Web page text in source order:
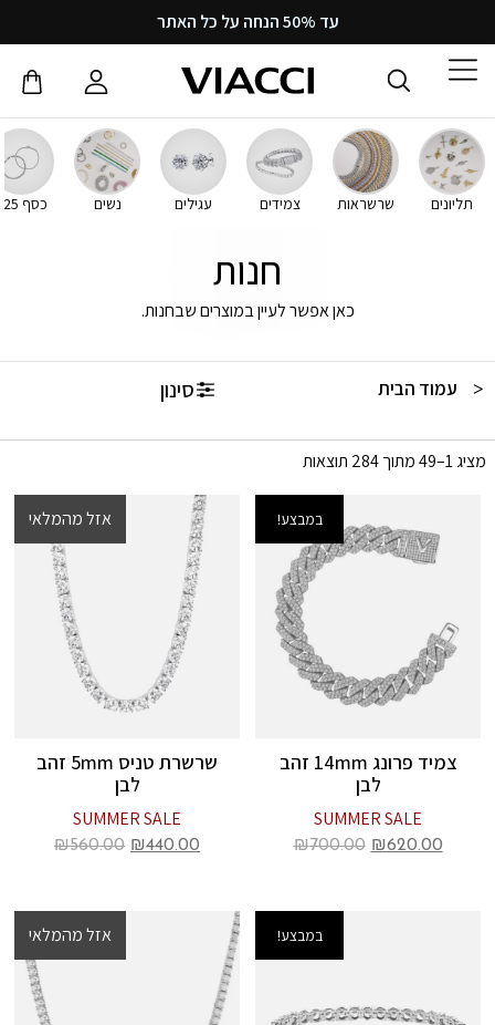
עד 50% הנחה על כל האתר
תליונים שרשראות צמידים עגילים נשים כסף 925
חנות
כאן אפשר לעיין במוצרים שבחנות.
סינון עמוד הבית
מציג 1–49 מתוך 284 תוצאות
במבצע!
צמיד פרונג 14mm זהב
לבן
SUMMER SALE
₪620.00
₪700.00
אזל מהמלאי
במבצע!
שרשרת טניס 5mm זהב
לבן
SUMMER SALE
₪440.00
₪560.00
במבצע! אזל מהמלאי
במבצע!